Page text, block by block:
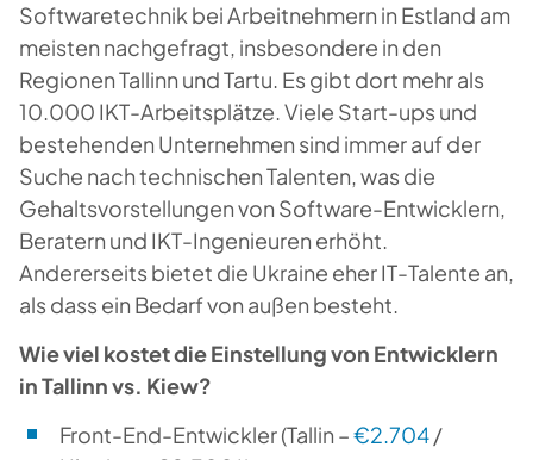
Softwaretechnik bei Arbeitnehmern in Estland am
meisten nachgefragt, insbesondere in den
Regionen Tallinn und Tartu. Es gibt dort mehr als
10.000 IKT-Arbeitsplätze. Viele Start-ups und
bestehenden Unternehmen sind immer auf der
Suche nach technischen Talenten, was die
Gehaltsvorstellungen von Software-Entwicklern,
Beratern und IKT-Ingenieuren erhöht.
Andererseits bietet die Ukraine eher IT-Talente an,
als dass ein Bedarf von außen besteht.
Wie viel kostet die Einstellung von Entwicklern
in Tallinn vs. Kiew?
Front-End-Entwickler(Tallin –€2.704/